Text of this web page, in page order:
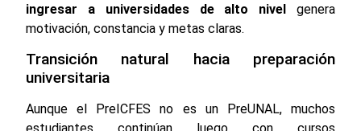
ingresar a universidades de alto nivelgenera
motivación, constancia y metas claras.
Transición natural hacia preparación
universitaria
Aunque el PreICFES no es un PreUNAL, muchos